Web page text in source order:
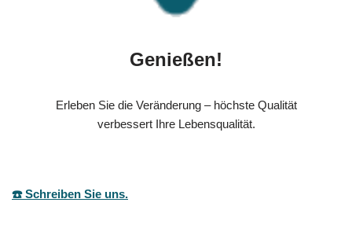
Genießen!
Erleben Sie die Veränderung – höchste Qualität
verbessert Ihre Lebensqualität.
☎️ Schreiben Sie uns.